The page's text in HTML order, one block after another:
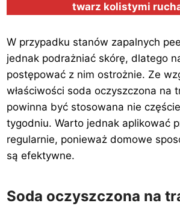
twarz kolistymi
W przypadku stanów zapalnych
jednak podrażniać skórę, dlatego
postępować z nim ostrożnie. Ze
właściwości soda oczyszczona na
powinna być stosowana nie
tygodniu. Warto jednak aplikować
regularnie, ponieważ domowe
są efektywne.
Soda oczyszczona na